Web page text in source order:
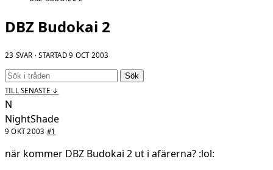
DBZ Budokai 2
23 SVAR · STARTAD9 OCT 2003
Sök
TILL SENASTE ↓
N
NightShade
9 OKT 2003 #1
när kommer DBZ Budokai 2 ut i afärerna? :lol: